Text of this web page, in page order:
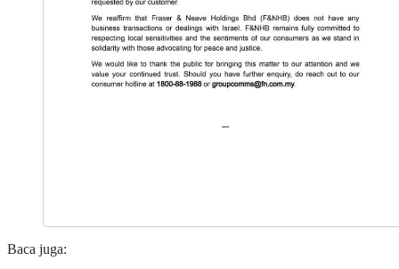
Baca juga: